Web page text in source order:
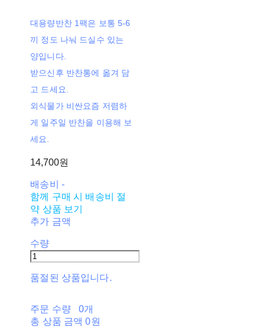
대용량반찬 1팩은 보통 5-6
끼 정도 나눠 드실수 있는
양입니다.
받으신후 반찬통에 옮겨 담
고 드세요.
외식물가 비싼요즘 저렴하
게 일주일 반찬을 이용해 보
세요.
14,700원
배송비 -
함께 구매 시 배송비 절
약 상품 보기
추가 금액
수량
품절된 상품입니다.
주문 수량
0개
총 상품 금액 0원